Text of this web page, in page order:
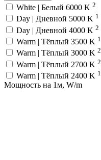
White | Белый 6000 K 2
Day | Дневной 5000 K 1
Day | Дневной 4000 K 2
Warm | Тёплый 3500 K 1
Warm | Тёплый 3000 K 2
Warm | Тёплый 2700 K 2
Warm | Тёплый 2400 K 1
Мощность на 1м, W/m